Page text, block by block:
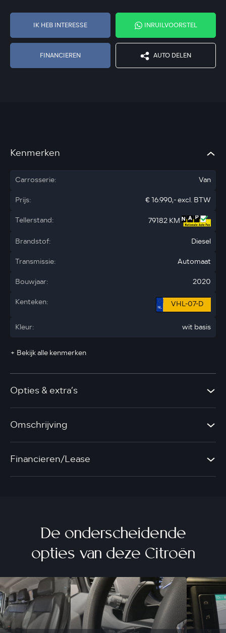
IK HEB INTERESSE INRUILVOORSTEL
FINANCIEREN AUTO DELEN
Kenmerken
Carrosserie:
Van
Prijs:
€ 16.990,- excl. BTW
Tellerstand:
79182 KM
Brandstof:
Diesel
Transmissie:
Automaat
Bouwjaar:
2020
Kenteken:
VHL-07-D
Kleur: wit basis
+ Bekijk alle kenmerken
Opties & extra’s
Omschrijving
Financieren/Lease
De onderscheidende
opties van deze Citroën